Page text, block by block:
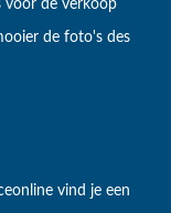
voor de verkoop
de foto's des
vind je een